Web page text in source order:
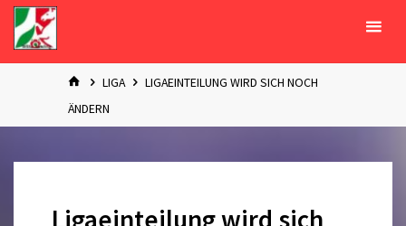
Zum
Inhalt
springen
START
LIGA
LIGAEINTEILUNG WIRD SICH NOCH
ÄNDERN